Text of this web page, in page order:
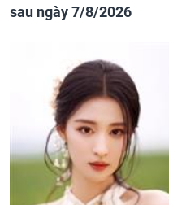
sau ngày 7/8/2026